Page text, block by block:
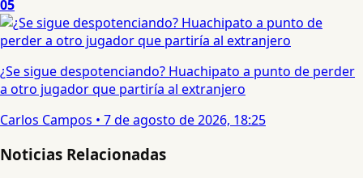
05
¿Se sigue despotenciando? Huachipato a punto de perder
a otro jugador que partiría al extranjero
Carlos Campos • 7 de agosto de 2026, 18:25
Noticias Relacionadas